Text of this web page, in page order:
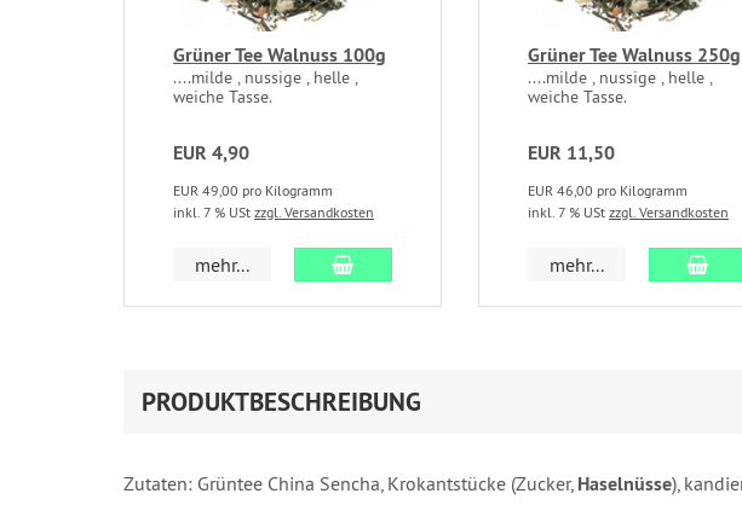
Grüner Tee Walnuss 100g
....milde , nussige , helle ,
weiche Tasse.
EUR 4,90
EUR 49,00 pro Kilogramm
inkl. 7 % USt zzgl. Versandkosten
mehr... In den Warenkorb
Grüner Tee Walnuss 250g
....milde , nussige , helle ,
weiche Tasse.
EUR 11,50
EUR 46,00 pro Kilogramm
inkl. 7 % USt zzgl. Versandkosten
mehr... In
PRODUKTBESCHREIBUNG
Zutaten: Grüntee China Sencha, Krokantstücke (Zucker, Haselnüsse),